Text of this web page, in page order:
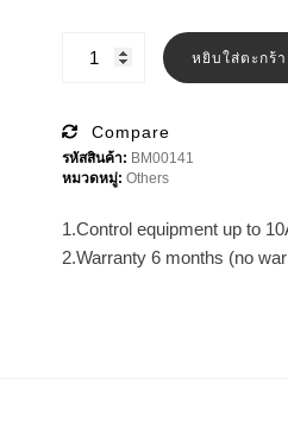
(90
minutes)
ชิ้น
หยิบใส่ตะกร้า
Compare
รหัสสินค้า: BM00141
หมวดหมู่: Others
1.Control equipment up to
2.Warranty 6 months (no